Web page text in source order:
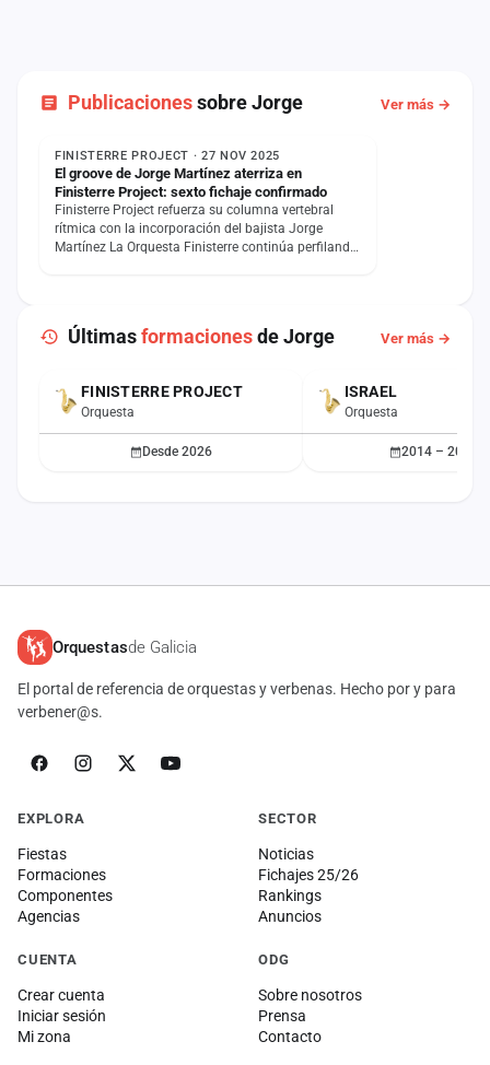
Publicacionessobre Jorge Ver más →
NOTICIA
FINISTERRE PROJECT · 27 NOV 2025
El groove de Jorge Martínez aterriza en
Finisterre Project: sexto fichaje confirmado
Finisterre Project refuerza su columna vertebral
rítmica con la incorporación del bajista Jorge
Martínez La Orquesta Finisterre continúa perfilando
Últimasformacionesde Jorge Ver más →
ACTUALFINISTERRE PROJECT
Orquesta
Desde 2026
ISRAEL
Orquesta
2014 – 2016
Orquestasde Galicia
El portal de referencia de orquestas y verbenas. Hecho por y para
verbener@s.
EXPLORA
Fiestas
Formaciones
Componentes
Agencias
SECTOR
Noticias
Fichajes 25/26
Rankings
Anuncios
CUENTA
Crear cuenta
Iniciar sesión
Mi zona
ODG
Sobre nosotros
Prensa
Contacto